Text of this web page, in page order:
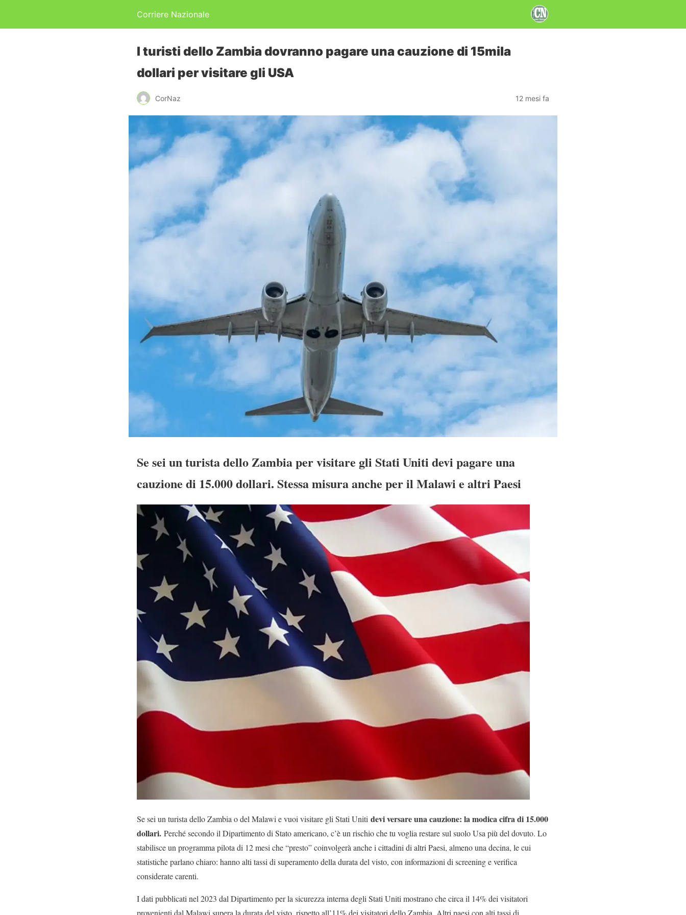
Corriere Nazionale
I turisti dello Zambia dovranno pagare una cauzione di 15mila
dollari per visitare gli USA
CorNaz 12 mesi fa
Se sei un turista dello Zambia per visitare gli Stati Uniti devi pagare una
cauzione di 15.000 dollari. Stessa misura anche per il Malawi e altri Paesi
Se sei un turista dello Zambia o del Malawi e vuoi visitare gli Stati Uniti devi versare una cauzione: la modica cifra di 15.000
dollari. Perché secondo il Dipartimento di Stato americano, c’è un rischio che tu voglia restare sul suolo Usa più del dovuto. Lo
stabilisce un programma pilota di 12 mesi che “presto” coinvolgerà anche i cittadini di altri Paesi, almeno una decina, le cui
statistiche parlano chiaro: hanno alti tassi di superamento della durata del visto, con informazioni di screening e verifica
considerate carenti.
I dati pubblicati nel 2023 dal Dipartimento per la sicurezza interna degli Stati Uniti mostrano che circa il 14% dei visitatori
provenienti dal Malawi supera la durata del visto, rispetto all’11% dei visitatori dello Zambia. Altri paesi con alti tassi di